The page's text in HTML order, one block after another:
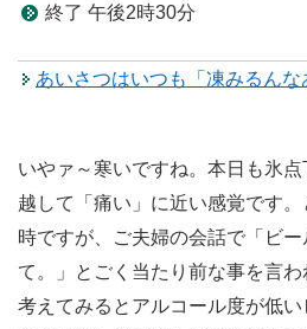
終了 午後2時30分
あいさつはいつも「凍みるんな
いやァ～寒いですね。本日も氷
越して「痛い」に近い感覚です
時ですが、ご夫婦の会話で「ビ
て。」とごく当たり前な事を言わ
考えてみるとアルコール度が低